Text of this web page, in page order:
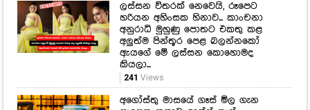
ලස්සන විතරක් නෙවෙයි, රූපෙට
හරියන අහිංසක හිනාව... කාංචනා
අනුරාධි මුහුණු පොතට එකතු කළ
අලුත්ම පින්තූර පෙළ බලන්නකෝ
ඇයගේ මේ ලස්සන කොහොමද
කියලා...
241 Views
අගෝස්තු මාසයේ ගෑස් මිල ගැන